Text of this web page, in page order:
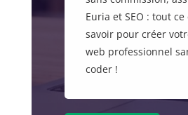
Euria et SEO : tout ce
savoir pour créer
web professionnel
coder !